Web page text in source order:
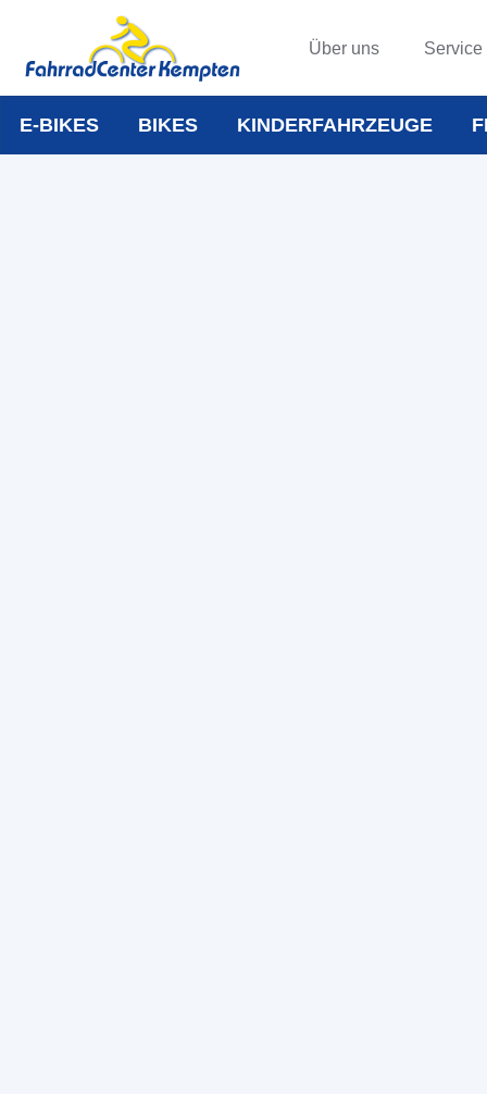
Über uns Service
E-BIKES BIKES KINDERFAHRZEUGE